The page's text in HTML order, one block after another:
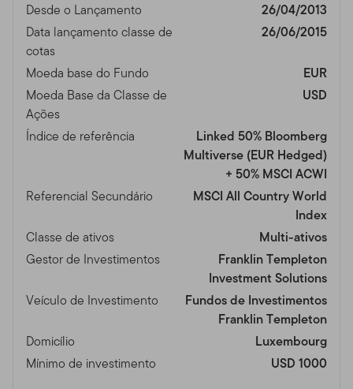
Desde o Lançamento
26/04/2013
Data lançamento classe de
cotas
26/06/2015
Moeda base do Fundo
EUR
Moeda Base da Classe de
Ações
USD
Índice de referência
Linked 50% Bloomberg
Multiverse (EUR Hedged)
+ 50% MSCI ACWI
Referencial Secundário
MSCI All Country World
Index
Classe de ativos
Multi-ativos
Gestor de Investimentos
Franklin Templeton
Investment Solutions
Veículo de Investimento
Fundos de Investimentos
Franklin Templeton
Domicílio
Luxembourg
Mínimo de investimento
USD 1000